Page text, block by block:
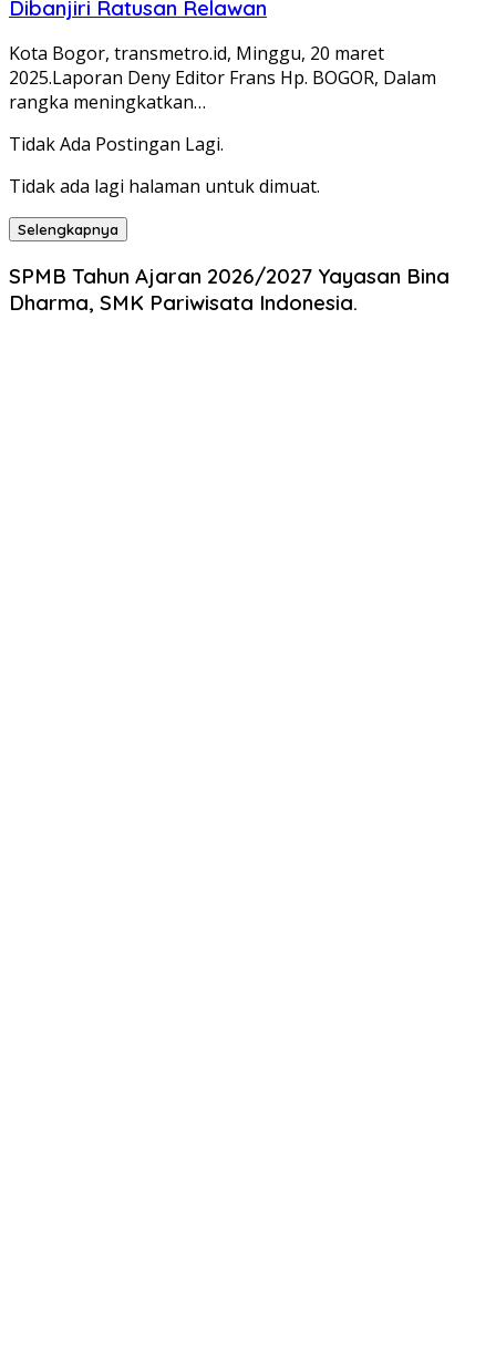
Dibanjiri Ratusan Relawan
Kota Bogor, transmetro.id, Minggu, 20 maret
2025.Laporan Deny Editor Frans Hp. BOGOR, Dalam
rangka meningkatkan…
Tidak Ada Postingan Lagi.
Tidak ada lagi halaman untuk dimuat.
Selengkapnya
SPMB Tahun Ajaran 2026/2027 Yayasan Bina
Dharma, SMK Pariwisata Indonesia.